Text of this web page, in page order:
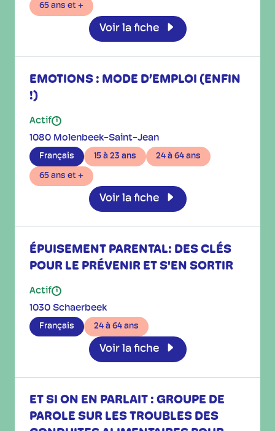
65 ans et +
Voir la fiche
EMOTIONS : MODE D’EMPLOI (ENFIN
!)
Actif i
1080 Molenbeek-Saint-Jean
Français 15 à 23 ans 24 à 64 ans
65 ans et +
Voir la fiche
ÉPUISEMENT PARENTAL: DES CLÉS
POUR LE PRÉVENIR ET S'EN SORTIR
Actif i
1030 Schaerbeek
Français 24 à 64 ans
Voir la fiche
ET SI ON EN PARLAIT : GROUPE DE
PAROLE SUR LES TROUBLES DES